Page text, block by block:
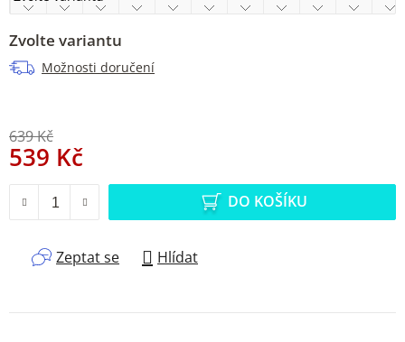
Zvolte variantu
Možnosti doručení
639 Kč
539 Kč
DO KOŠÍKU
Zeptat se Hlídat